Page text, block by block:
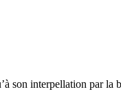
son interpellation par